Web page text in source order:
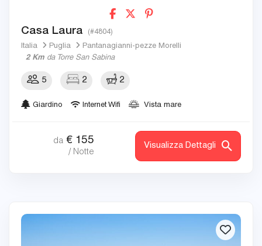
Casa Laura (#4804)
Italia Puglia
Pantanagianni-pezze Morelli
2 Km da Torre San Sabina
5 2 2
Giardino Internet Wifi Vista mare
da € 155
/ Notte
Visualizza Dettagli